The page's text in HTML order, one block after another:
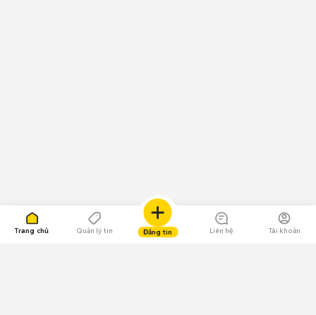
Trang chủ Quản lý tin Đăng tin Liên hệ Tài khoản